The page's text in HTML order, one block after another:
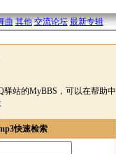
曲 其他 交流论坛 最新专辑
站的MyBBS，可以在帮助中
快速检索